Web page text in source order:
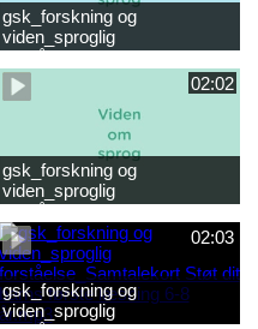
gsk_forskning og
viden_sproglig
forståelse_Snak med dit barn
6 mdr-2 år.mp4
02:02
gsk_forskning og
viden_sproglig
forståelse_Snak med din
baby 0-6 mdr.mp4
02:03
gsk_forskning og
viden_sproglig